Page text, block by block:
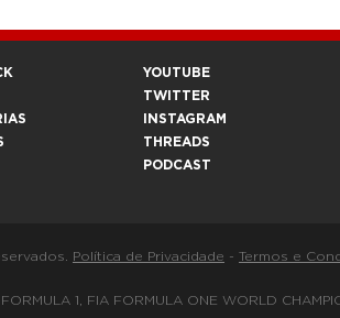
YOUTUBE
TWITTER
INSTAGRAM
THREADS
PODCAST
Política de Privacidade - Termos e
1, FIA FORMULA ONE WORLD